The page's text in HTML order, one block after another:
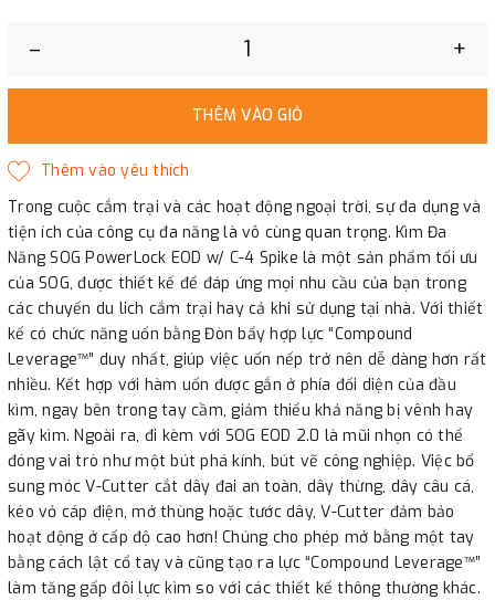
– +
THÊM VÀO GIỎ
Trong cuộc cắm trại và các hoạt động ngoại trời, sự đa dụng và
tiện ích của công cụ đa năng là vô cùng quan trọng. Kìm Đa
Năng SOG PowerLock EOD w/ C-4 Spike là một sản phẩm tối ưu
của SOG, được thiết kế để đáp ứng mọi nhu cầu của bạn trong
các chuyến du lich cắm trại hay cả khi sử dụng tại nhà. Với thiết
kế có chức năng uốn bằng Đòn bẩy hợp lực “Compound
Leverage™” duy nhất, giúp việc uốn nếp trở nên dễ dàng hơn rất
nhiều. Kết hợp với hàm uốn được gắn ở phía đối diện của đầu
kìm, ngay bên trong tay cầm, giảm thiểu khả năng bị vênh hay
gãy kìm. Ngoài ra, đi kèm với SOG EOD 2.0 là mũi nhọn có thể
đóng vai trò như một bút phá kính, bút vẽ công nghiệp. Việc bổ
sung móc V-Cutter cắt dây đai an toàn, dây thừng, dây câu cá,
kéo vỏ cáp điện, mở thùng hoặc tước dây, V-Cutter đảm bảo
hoạt động ở cấp độ cao hơn! Chúng cho phép mở bằng một tay
bằng cách lật cổ tay và cũng tạo ra lực “Compound Leverage™”
làm tăng gấp đôi lực kìm so với các thiết kế thông thường khác.